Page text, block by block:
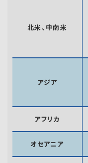
北米、中南米
アジア
アフリカ
オセアニア